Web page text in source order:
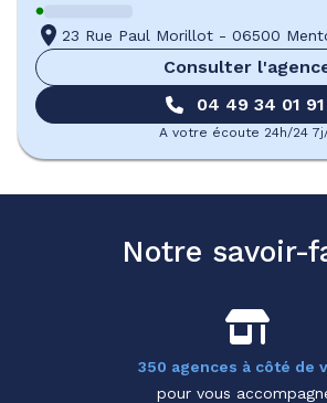
23 Rue Paul Morillot - 06500
Consulter
04 49 34 01 91
A votre écoute 24h/24
Notre savoir-
350 agences à côté de
pour vous